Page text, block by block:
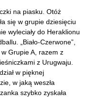
na piasku. Otóż
się w grupie dziesięciu
wyleciały do Heraklionu
„Biało-Czerwone”,
Grupie A, razem z
z Urugwaju.
w pięknej
w jaką weszła
szybko zyskała